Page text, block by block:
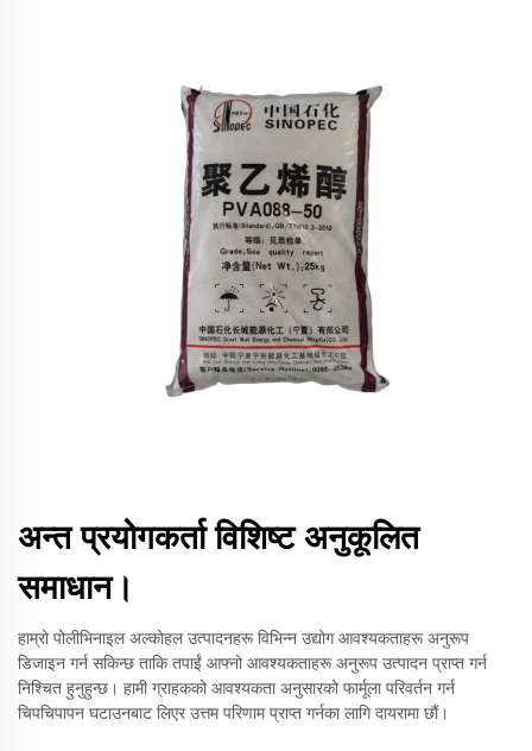
अन्त प्रयोगकर्ता विशिष्ट अनुकूलित
समाधान।
हाम्रो पोलीभिनाइल अल्कोहल उत्पादनहरू विभिन्न उद्योग आवश्यकताहरू अनुरूप
डिजाइन गर्न सकिन्छ ताकि तपाईं आफ्नो आवश्यकताहरू अनुरूप उत्पादन प्राप्त गर्न
निश्चित हुनुहुन्छ। हामी ग्राहकको आवश्यकता अनुसारको फार्मूला परिवर्तन गर्न
चिपचिपापन घटाउनबाट लिएर उत्तम परिणाम प्राप्त गर्नका लागि दायरामा छौं।